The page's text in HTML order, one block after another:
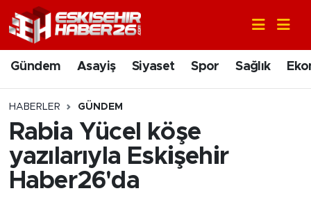
Gündem Asayiş Siyaset Spor Sağlık
HABERLER GÜNDEM
Rabia Yücel köşe
yazılarıyla Eskişehir
Haber26'da
Gündem
Asayiş
Siyaset
Spor
Nöbetçi Eczaneler
Hava Durumu
Trafik Durumu
Süper Lig Puan Durumu ve Fikstür